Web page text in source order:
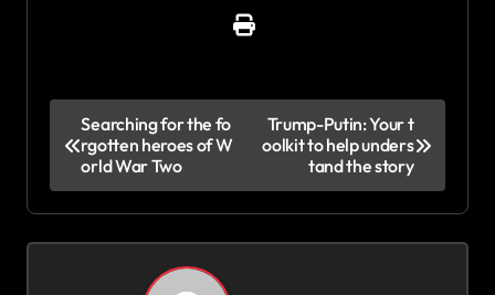
v
Searching for the fo
rgotten heroes of W
orld War Two
Trump-Putin: Your t
oolkit to help unders
tand the story